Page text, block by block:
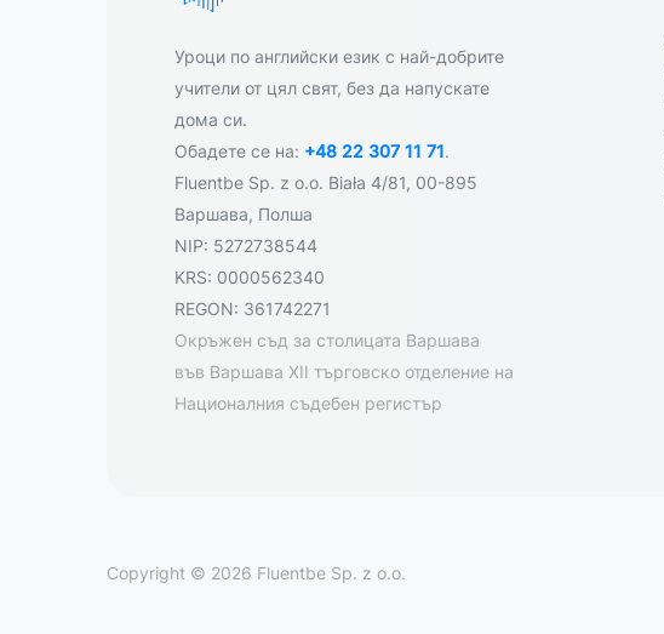
Уроци по английски език с най-добрите
учители от цял свят, без да напускате
дома си.
Обадете се на: +48 22 307 11 71.
Fluentbe Sp. z o.o. Biała 4/81, 00-895
Варшава, Полша
NIP: 5272738544
KRS: 0000562340
REGON: 361742271
Окръжен съд за столицата Варшава
във Варшава XII търговско отделение на
Националния съдебен регистър
Copyright © 2026 Fluentbe Sp. z o.o.